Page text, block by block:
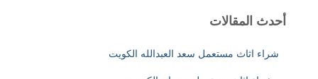
ثأحدث المقالات
شراء اثاث مستعمل سعد العبدالله الكويت